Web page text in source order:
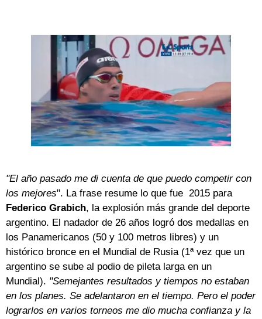
"El año pasado me di cuenta de que puedo competir con
los mejores". La frase resume lo que fue 2015 para
Federico Grabich, la explosión más grande del deporte
argentino. El nadador de 26 años logró dos medallas en
los Panamericanos (50 y 100 metros libres) y un
histórico bronce en el Mundial de Rusia (1ª vez que un
argentino se sube al podio de pileta larga en un
Mundial). "Semejantes resultados y tiempos no estaban
en los planes. Se adelantaron en el tiempo. Pero el poder
lograrlos en varios torneos me dio mucha confianza y la